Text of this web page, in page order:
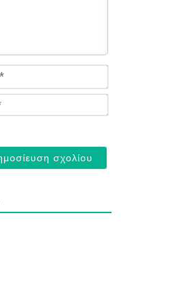
Name*
Email*